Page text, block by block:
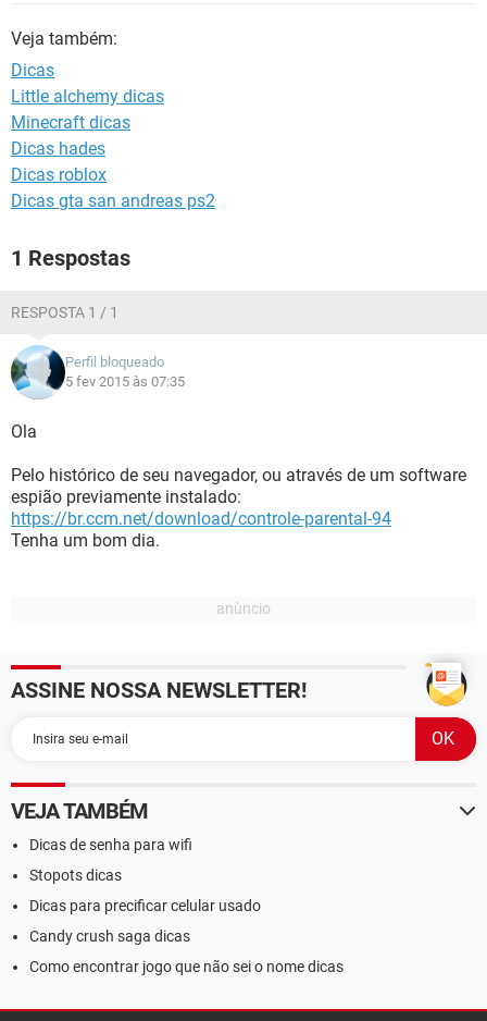
GUIA DE COMPRAS
Veja também:
Dicas
Little alchemy dicas
Minecraft dicas
Dicas hades
Dicas roblox
Dicas gta san andreas ps2
1 Respostas
RESPOSTA 1 / 1
Perfil bloqueado
5 fev 2015 às 07:35
Ola
Pelo histórico de seu navegador, ou através de um software
espião previamente instalado:
https://br.ccm.net/download/controle-parental-94
Tenha um bom dia.
ASSINE NOSSA NEWSLETTER!
VEJA TAMBÉM
Dicas de senha para wifi
Stopots dicas
Dicas para precificar celular usado
Candy crush saga dicas
Como encontrar jogo que não sei o nome dicas